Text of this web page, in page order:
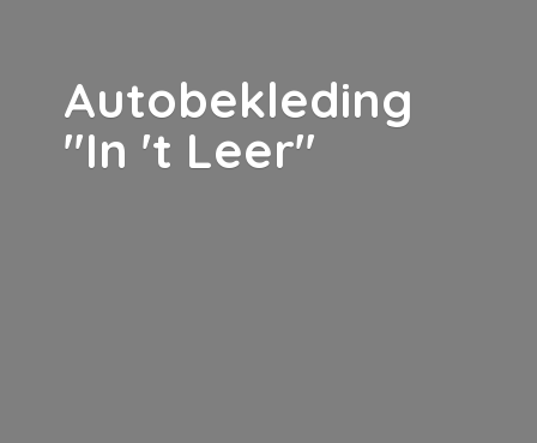
Autobekleding
"In 't Leer"